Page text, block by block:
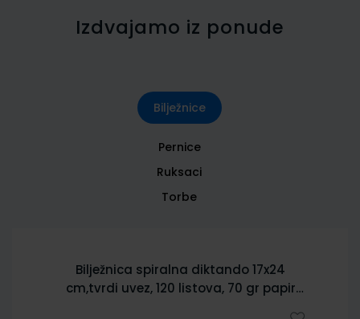
Izdvajamo iz ponude
Bilježnice
Pernice
Ruksaci
Torbe
Bilježnica spiralna diktando 17x24
cm,tvrdi uvez, 120 listova, 70 gr papir